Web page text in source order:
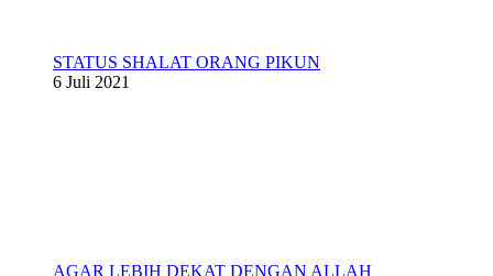
STATUS SHALAT ORANG PIKUN
6 Juli 2021
AGAR LEBIH DEKAT DENGAN ALLAH